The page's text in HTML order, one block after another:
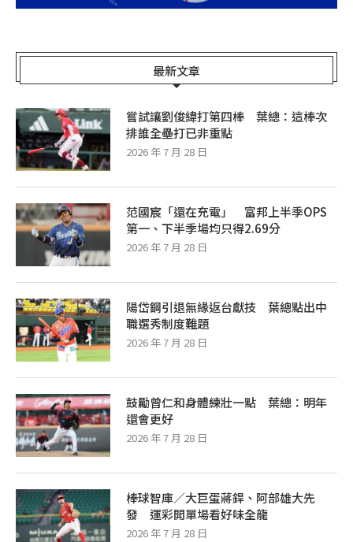
最新文章
嘗試讓劉俊緯打第四棒 葉總：這棒次
排誰全壘打已非重點
2026 年 7 月 28 日
范國宸「還在充電」 富邦上半季OPS
第一、下半季場均只得2.69分
2026 年 7 月 28 日
陽岱鋼引退無緣返台獻技 葉總點出中
職選秀制度難題
2026 年 7 月 28 日
鼓勵曾仁和身體練壯一點 葉總：明年
還會更好
2026 年 7 月 28 日
棒球智庫／大巨蛋蔣銲、阿部雄大先
發 運彩開單場看好味全龍
2026 年 7 月 28 日